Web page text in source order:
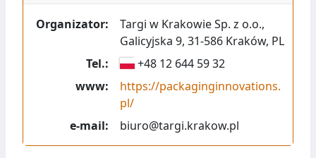
Organizator: Targi w Krakowie Sp. z o.o.,
Galicyjska 9, 31-586 Kraków, PL
Tel.:
+48 12 644 59 32
www:
https://packaginginnovations.
pl/
e-mail:
biuro@targi.krakow.pl